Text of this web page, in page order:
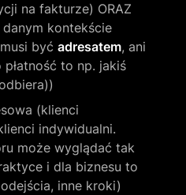
na fakturze) ORAZ
kontekście
być adresatem
płatność to np. jakiś
(klienci
indywidualni.
może wyglądać tak
i dla biznesu to
inne kroki)